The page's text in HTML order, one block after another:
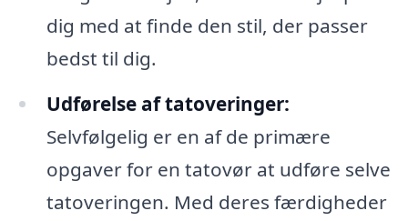
dig med at finde den stil, der passer
bedst til dig.
Udførelse af tatoveringer:
Selvfølgelig er en af de primære
opgaver for en tatovør at udføre selve
tatoveringen. Med deres færdigheder